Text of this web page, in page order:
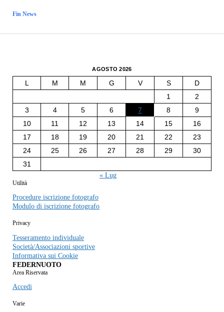
Fin News
AGOSTO 2026
L M M G V S
D
1
2
3
4 5 6 7 8
9
10
11 12 13 14 15
16
17
18 19 20 21 22
23
24
25 26 27 28 29
30
31
« Lug
Utilità
Procedure iscrizione fotografo
Modulo di iscrizione fotografo
Privacy
Tesseramento individuale
Società/Associazioni sportive
Informativa sui Cookie
FEDERNUOTO
Area Riservata
Accedi
Varie